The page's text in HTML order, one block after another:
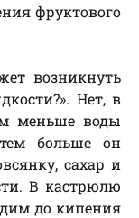
фруктового
возникнуть
Нет, в
меньше воды
больше он
сахар и
В кастрюлю
до кипения